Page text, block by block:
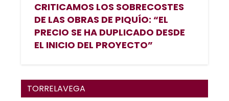
CRITICAMOS LOS SOBRECOSTES
DE LAS OBRAS DE PIQUÍO: “EL
PRECIO SE HA DUPLICADO DESDE
EL INICIO DEL PROYECTO”
TORRELAVEGA